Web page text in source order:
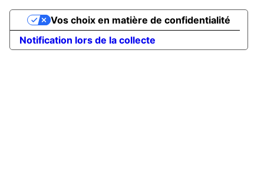
Notification lors de la collecte
Vos choix en matière de confidentialité